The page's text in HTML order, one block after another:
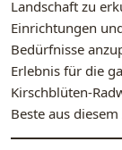
Landschaft zu
Einrichtungen
Bedürfnisse
Erlebnis für die
Kirschblüten-
Beste aus